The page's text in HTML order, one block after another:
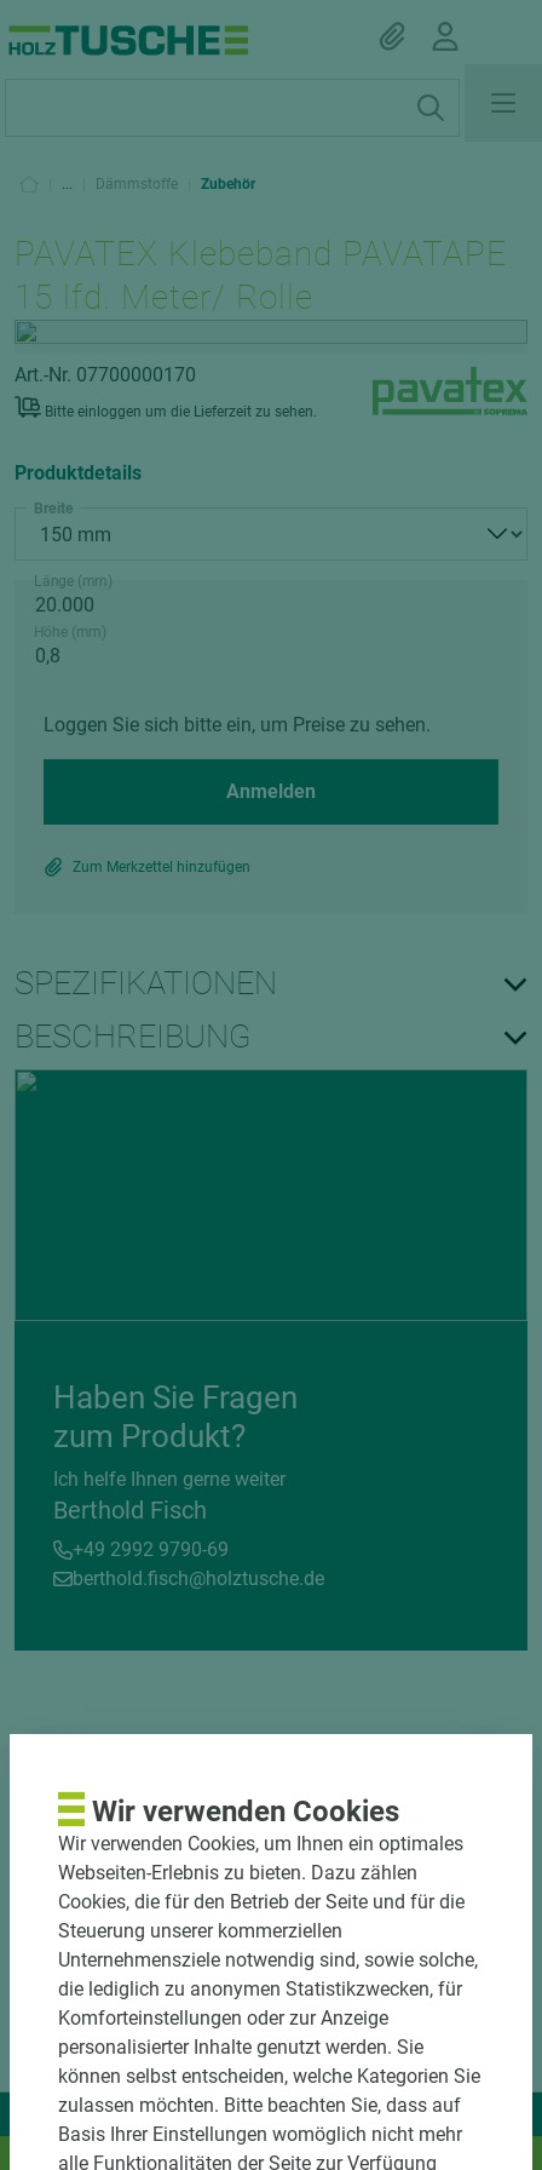
... Dämmstoffe Zubehör
PAVATEX Klebeband PAVATAPE
15 lfd. Meter/ Rolle
Art.-Nr. 07700000170
Bitte einloggen um die Lieferzeit zu sehen.
Produktdetails
Breite
Länge (mm)
Höhe (mm)
Loggen Sie sich bitte ein, um Preise zu sehen.
Anmelden
Zum Merkzettel hinzufügen
SPEZIFIKATIONEN
BESCHREIBUNG
Haben Sie Fragen
zum Produkt?
Ich helfe Ihnen gerne weiter
Berthold Fisch
+49 2992 9790-69
berthold.fisch@holztusche.de
DOWNLOADS
Wir liefern Ideen.
Und das passende Holz dazu.
Wir verwenden Cookies
Wir verwenden Cookies, um Ihnen ein optimales
Webseiten-Erlebnis zu bieten. Dazu zählen
Cookies, die für den Betrieb der Seite und für die
Steuerung unserer kommerziellen
Unternehmensziele notwendig sind, sowie solche,
die lediglich zu anonymen Statistikzwecken, für
Komforteinstellungen oder zur Anzeige
personalisierter Inhalte genutzt werden. Sie
können selbst entscheiden, welche Kategorien Sie
zulassen möchten. Bitte beachten Sie, dass auf
Basis Ihrer Einstellungen womöglich nicht mehr
alle Funktionalitäten der Seite zur Verfügung